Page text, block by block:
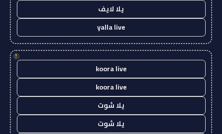
يلا لايف
yalla live
!
koora live
koora live
يلا شوت
يلا شوت